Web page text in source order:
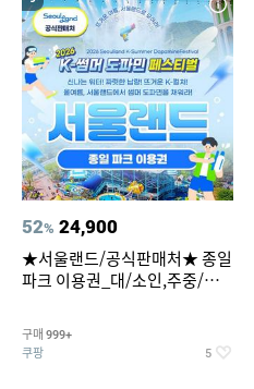
52% 24,900
★서울랜드/공식판매처★ 종일
파크 이용권_대/소인,주중/주
구매 999+
쿠팡 5